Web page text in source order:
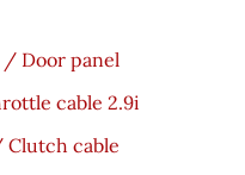
Door panel
cable 2.9i
cable